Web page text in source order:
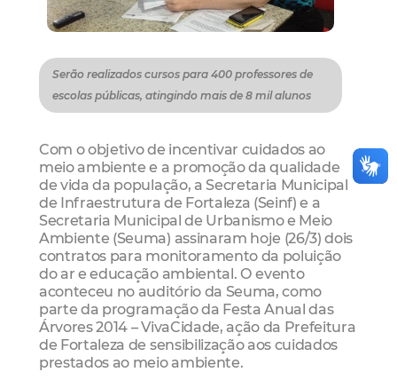
Serão realizados cursos para 400 professores de
escolas públicas, atingindo mais de 8 mil alunos
Com o objetivo de incentivar cuidados ao
meio ambiente e a promoção da qualidade
de vida da população, a Secretaria Municipal
de Infraestrutura de Fortaleza (Seinf) e a
Secretaria Municipal de Urbanismo e Meio
Ambiente (Seuma) assinaram hoje (26/3) dois
contratos para monitoramento da poluição
do ar e educação ambiental. O evento
aconteceu no auditório da Seuma, como
parte da programação da Festa Anual das
Árvores 2014 – VivaCidade, ação da Prefeitura
de Fortaleza de sensibilização aos cuidados
prestados ao meio ambiente.